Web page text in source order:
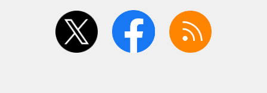
twitter facebook